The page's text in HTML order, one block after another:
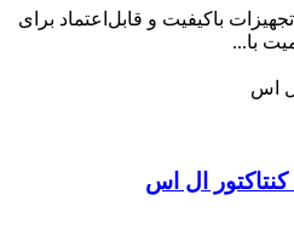
باکیفیت و قابل‌اعتماد برای
با...
ال اس